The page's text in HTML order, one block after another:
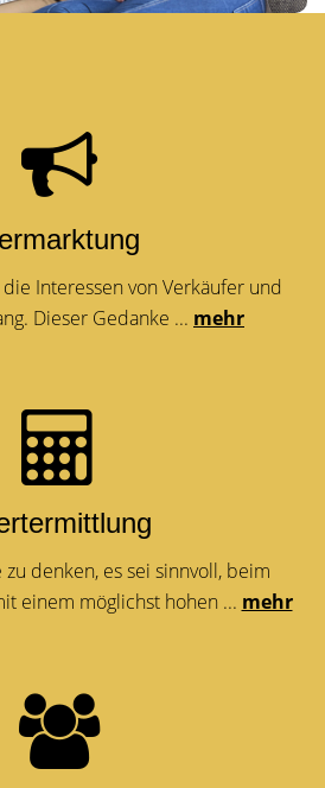
Interessen von Verkäufer und
Dieser Gedanke ... mehr
denken, es sei sinnvoll, beim
einem möglichst hohen ... mehr